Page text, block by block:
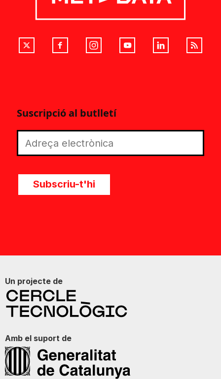
Suscripció al butlletí
Subscriu-t'hi
Un projecte de
Amb el suport de